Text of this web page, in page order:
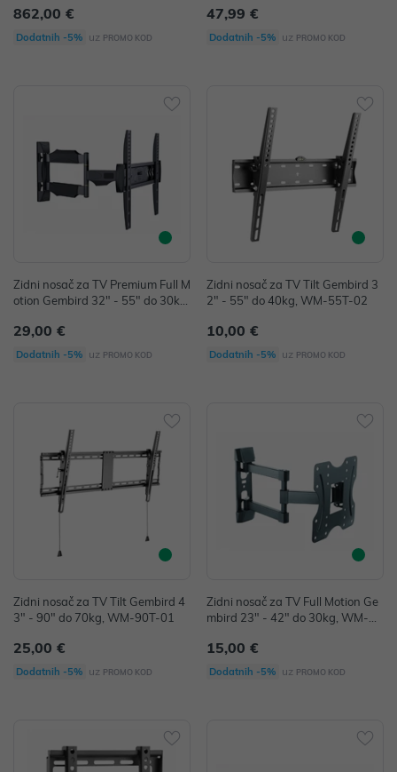
862,00 €
Dodatnih -5% uz PROMO KOD
47,99 €
Dodatnih -5% uz PROMO KOD
Zidni nosač za TV Premium Full M
otion Gembird 32" - 55" do 30kg,
29,00 €
Dodatnih -5% uz PROMO KOD
Zidni nosač za TV Tilt Gembird 3
2" - 55" do 40kg, WM-55T-02
10,00 €
Dodatnih -5% uz PROMO KOD
Zidni nosač za TV Tilt Gembird 4
3" - 90" do 70kg, WM-90T-01
25,00 €
Dodatnih -5% uz PROMO KOD
Zidni nosač za TV Full Motion Ge
mbird 23" - 42" do 30kg, WM-42
15,00 €
Dodatnih -5% uz PROMO KOD